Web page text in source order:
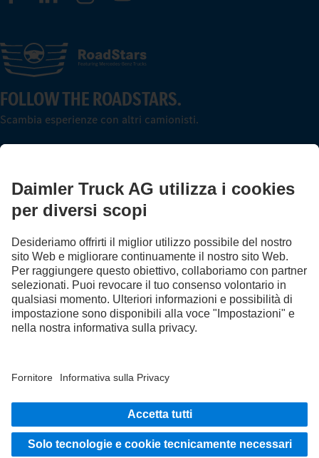
FOLLOW THE ROADSTARS.
Scambia esperienze con altri camionisti.
LANGUAGE
DE
FR IT
Provider
Sistema whistleblowing